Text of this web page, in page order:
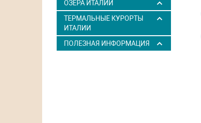
ОЗЕРА ИТАЛИИ
ТЕРМАЛЬНЫЕ КУРОРТЫ
ИТАЛИИ
ПОЛЕЗНАЯ ИНФОРМАЦИЯ